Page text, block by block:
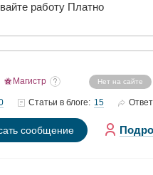
работу Платно
Магистр Нет на сайте
Статьи в блоге: 15
сообщение